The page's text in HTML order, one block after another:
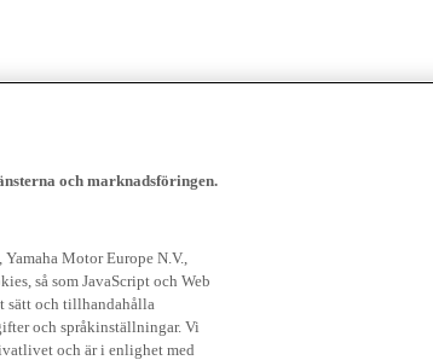
och marknadsföringen.
Motor Europe N.V.,
så som JavaScript och Web
sätt och tillhandahålla
och språkinställningar. Vi
och är i enlighet med